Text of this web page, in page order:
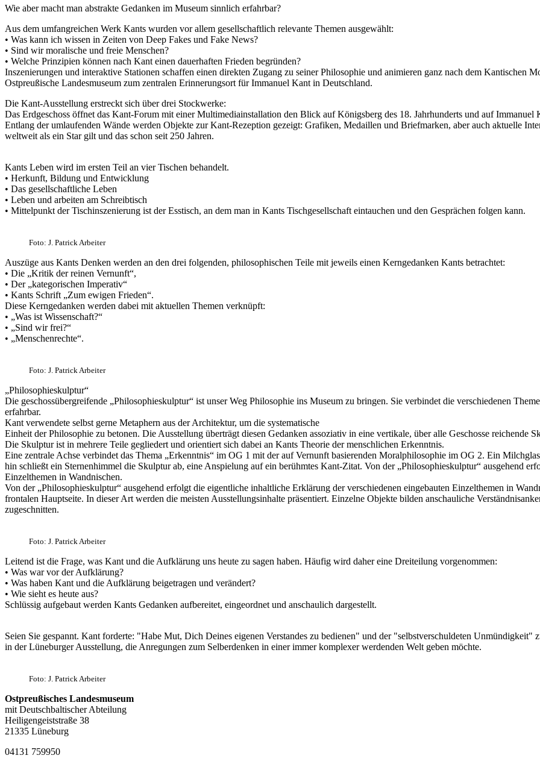
Wie aber macht man abstrakte Gedanken im Museum sinnlich erfahrbar?
Aus dem umfangreichen Werk Kants wurden vor allem gesellschaftlich relevante Themen ausgewählt:
• Was kann ich wissen in Zeiten von Deep Fakes und Fake News?
• Sind wir moralische und freie Menschen?
• Welche Prinzipien können nach Kant einen dauerhaften Frieden begründen?
Inszenierungen und interaktive Stationen schaffen einen direkten Zugang zu seiner Philosophie und animieren ganz nach dem Kantischen
Ostpreußische Landesmuseum zum zentralen Erinnerungsort für Immanuel Kant in Deutschland.
Die Kant-Ausstellung erstreckt sich über drei Stockwerke:
Das Erdgeschoss öffnet das Kant-Forum mit einer Multimediainstallation den Blick auf Königsberg des 18. Jahrhunderts und auf Immanuel
Entlang der umlaufenden Wände werden Objekte zur Kant-Rezeption gezeigt: Grafiken, Medaillen und Briefmarken, aber auch aktuelle
weltweit als ein Star gilt und das schon seit 250 Jahren.
Kants Leben wird im ersten Teil an vier Tischen behandelt.
• Herkunft, Bildung und Entwicklung
• Das gesellschaftliche Leben
• Leben und arbeiten am Schreibtisch
• Mittelpunkt der Tischinszenierung ist der Esstisch, an dem man in Kants Tischgesellschaft eintauchen und den Gesprächen folgen kann.
Foto: J. Patrick Arbeiter
Auszüge aus Kants Denken werden an den drei folgenden, philosophischen Teile mit jeweils einen Kerngedanken Kants betrachtet:
• Die „Kritik der reinen Vernunft“,
• Der „kategorischen Imperativ“
• Kants Schrift „Zum ewigen Frieden“.
Diese Kerngedanken werden dabei mit aktuellen Themen verknüpft:
• „Was ist Wissenschaft?“
• „Sind wir frei?“
• „Menschenrechte“.
Foto: J. Patrick Arbeiter
„Philosophieskulptur“
Die geschossübergreifende „Philosophieskulptur“ ist unser Weg Philosophie ins Museum zu bringen. Sie verbindet die verschiedenen
erfahrbar.
Kant verwendete selbst gerne Metaphern aus der Architektur, um die systematische
Einheit der Philosophie zu betonen. Die Ausstellung überträgt diesen Gedanken assoziativ in eine vertikale, über alle Geschosse reichende
Die Skulptur ist in mehrere Teile gegliedert und orientiert sich dabei an Kants Theorie der menschlichen Erkenntnis.
Eine zentrale Achse verbindet das Thema „Erkenntnis“ im OG 1 mit der auf Vernunft basierenden Moralphilosophie im OG 2. Ein
hin schließt ein Sternenhimmel die Skulptur ab, eine Anspielung auf ein berühmtes Kant-Zitat. Von der „Philosophieskulptur“ ausgehend
Einzelthemen in Wandnischen.
Von der „Philosophieskulptur“ ausgehend erfolgt die eigentliche inhaltliche Erklärung der verschiedenen eingebauten Einzelthemen in
frontalen Hauptseite. In dieser Art werden die meisten Ausstellungsinhalte präsentiert. Einzelne Objekte bilden anschauliche
zugeschnitten.
Foto: J. Patrick Arbeiter
Leitend ist die Frage, was Kant und die Aufklärung uns heute zu sagen haben. Häufig wird daher eine Dreiteilung vorgenommen:
• Was war vor der Aufklärung?
• Was haben Kant und die Aufklärung beigetragen und verändert?
• Wie sieht es heute aus?
Schlüssig aufgebaut werden Kants Gedanken aufbereitet, eingeordnet und anschaulich dargestellt.
Seien Sie gespannt. Kant forderte: "Habe Mut, Dich Deines eigenen Verstandes zu bedienen" und der "selbstverschuldeten Unmündigkeit"
in der Lüneburger Ausstellung, die Anregungen zum Selberdenken in einer immer komplexer werdenden Welt geben möchte.
Foto: J. Patrick Arbeiter
Ostpreußisches Landesmuseum
mit Deutschbaltischer Abteilung
Heiligengeiststraße 38
21335 Lüneburg
04131 759950